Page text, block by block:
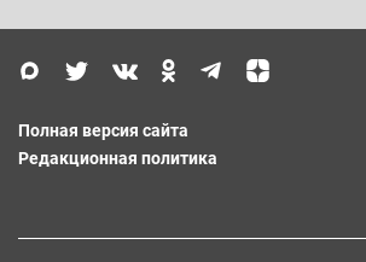
Полная версия сайта
Редакционная политика